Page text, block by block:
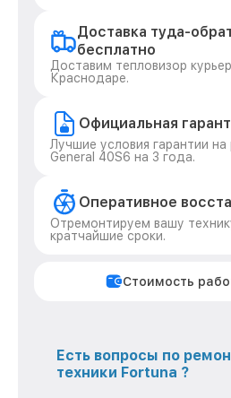
Доставка туда-
бесплатно
Доставим тепловизор
Краснодаре.
Официальная
Лучшие условия гарантии на
General 40S6 на 3 года.
Оперативное
Отремонтируем вашу
кратчайшие сроки.
Стоимость
Есть вопросы по
техники Fortuna ?